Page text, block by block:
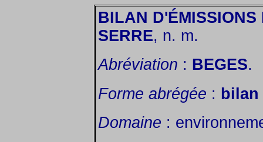
BILAN
SERRE, n. m.
Abréviation : BEGES.
Forme abrégée : bilan
Domaine :